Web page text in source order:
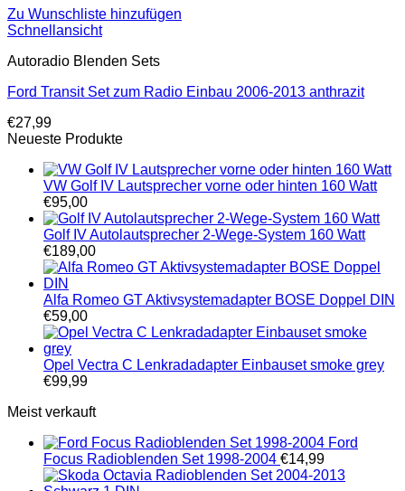
Zu Wunschliste hinzufügen
Schnellansicht
Autoradio Blenden Sets
Ford Transit Set zum Radio Einbau 2006-2013 anthrazit
€27,99
Neueste Produkte
VW Golf IV Lautsprecher vorne oder hinten 160 Watt
€95,00
Golf IV Autolautsprecher 2-Wege-System 160 Watt
€189,00
Alfa Romeo GT Aktivsystemadapter BOSE Doppel DIN
€59,00
Opel Vectra C Lenkradadapter Einbauset smoke grey
€99,99
Meist verkauft
Ford
Focus Radioblenden Set 1998-2004 €14,99